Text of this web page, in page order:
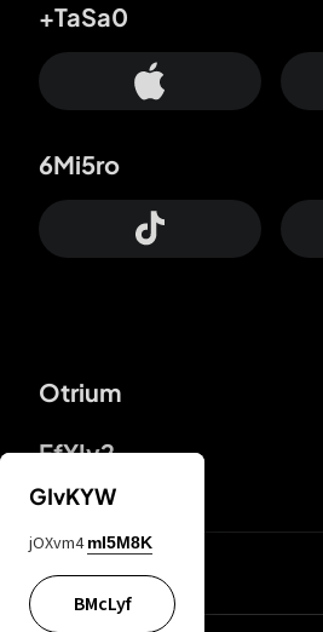
Otrium
FfYIy2
+TaSa0
6Mi5ro
ZbBJcb
GIvKYW
jOXvm4 mI5M8K
BMcLyf